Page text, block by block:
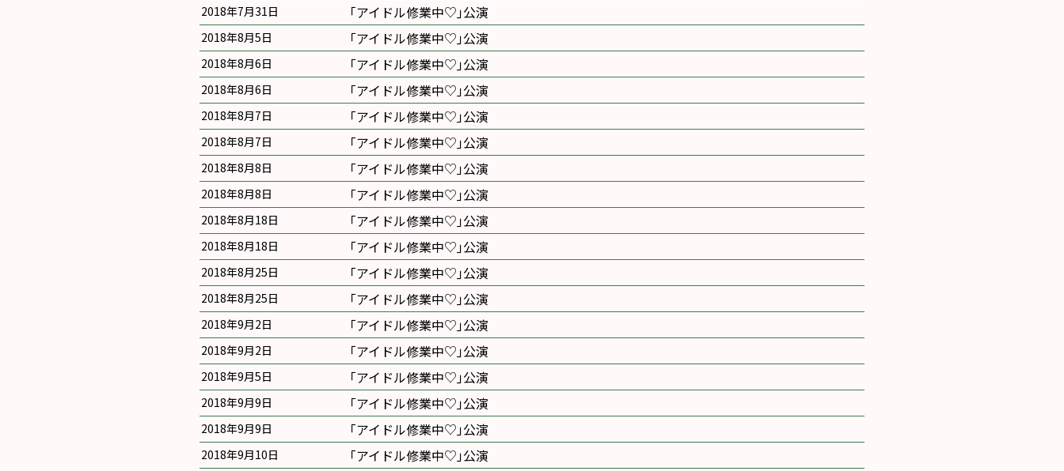
2018年7月31日 ｢アイドル修業中♡｣公演
2018年8月5日 ｢アイドル修業中♡｣公演
2018年8月6日 ｢アイドル修業中♡｣公演
2018年8月6日 ｢アイドル修業中♡｣公演
2018年8月7日 ｢アイドル修業中♡｣公演
2018年8月7日 ｢アイドル修業中♡｣公演
2018年8月8日 ｢アイドル修業中♡｣公演
2018年8月8日 ｢アイドル修業中♡｣公演
2018年8月18日 ｢アイドル修業中♡｣公演
2018年8月18日 ｢アイドル修業中♡｣公演
2018年8月25日 ｢アイドル修業中♡｣公演
2018年8月25日 ｢アイドル修業中♡｣公演
2018年9月2日 ｢アイドル修業中♡｣公演
2018年9月2日 ｢アイドル修業中♡｣公演
2018年9月5日 ｢アイドル修業中♡｣公演
2018年9月9日 ｢アイドル修業中♡｣公演
2018年9月9日 ｢アイドル修業中♡｣公演
2018年9月10日 ｢アイドル修業中♡｣公演